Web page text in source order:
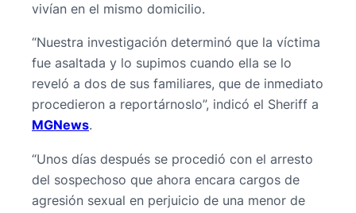
vivían en el mismo domicilio.
“Nuestra investigación determinó que la víctima
fue asaltada y lo supimos cuando ella se lo
reveló a dos de sus familiares, que de inmediato
procedieron a reportárnoslo”, indicó el Sheriff a
MGNews.
“Unos días después se procedió con el arresto
del sospechoso que ahora encara cargos de
agresión sexual en perjuicio de una menor de